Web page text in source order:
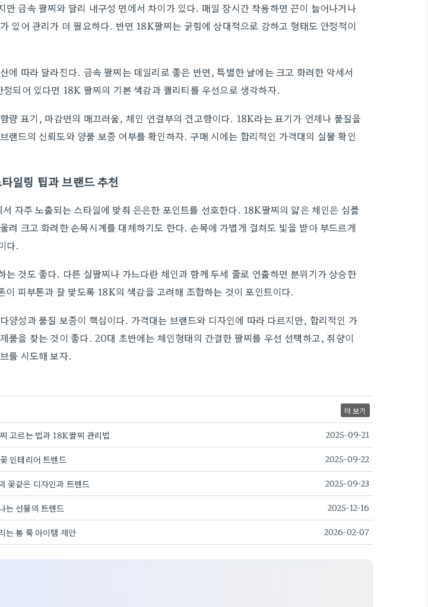
만 금속 팔찌와 달리 내구성 면에서 차이가 있다. 매일 장시간 착용하면 끈이 늘어나거나
있어 관리가 더 필요하다. 반면 18K팔찌는 긁힘에 상대적으로 강하고 형태도 안정적이
에 따라 달라진다. 금속 팔찌는 데일리로 좋은 반면, 특별한 날에는 크고 화려한 악세서
되어 있다면 18K 팔찌의 기본 색감과 퀄리티를 우선으로 생각하자.
량 표기, 마감면의 매끄러움, 체인 연결부의 견고함이다. 18K라는 표기가 언제나 품질을
랜드의 신뢰도와 양품 보증 여부를 확인하자. 구매 시에는 합리적인 가격대의 실물 확인
일링 팁과 브랜드 추천
자주 노출되는 스타일에 맞춰 은은한 포인트를 선호한다. 18K팔찌의 얇은 체인은 심플
려 크고 화려한 손목시계를 대체하기도 한다. 손목에 가볍게 걸쳐도 빛을 받아 부드르게
다.
는 것도 좋다. 다른 실팔찌나 가느다란 체인과 함께 두세 줄로 연출하면 분위기가 상승한
이 피부톤과 잘 맞도록 18K의 색감을 고려해 조합하는 것이 포인트이다.
양성과 품질 보증이 핵심이다. 가격대는 브랜드와 디자인에 따라 다르지만, 합리적인 가
품을 찾는 것이 좋다. 20대 초반에는 체인형태의 간결한 팔찌를 우선 선택하고, 취향이
를 시도해 보자.
더 보기
고르는 법과 18K팔찌 관리법 2025-09-21
인테리어 트렌드 2025-09-22
꽃같은 디자인과 트렌드 2025-09-23
는 선물의 트렌드 2025-12-16
는 봄 룩 아이템 제안 2026-02-07